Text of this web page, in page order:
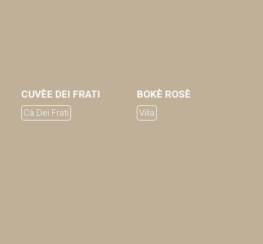
CUVÈE DEI FRATI
Cà Dei Frati
BOKÈ ROSÈ
Villa